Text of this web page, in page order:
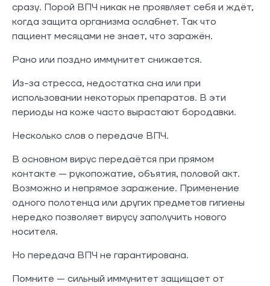
сразу. Порой ВПЧ никак не проявляет себя и ждёт,
когда защита организма ослабнет. Так что
пациент месяцами не знает, что заражён.
Рано или поздно иммунитет снижается.
Из-за стресса, недостатка сна или при
использовании некоторых препаратов. В эти
периоды на коже часто вырастают бородавки.
Несколько слов о передаче ВПЧ.
В основном вирус передаётся при прямом
контакте — рукопожатие, объятия, половой акт.
Возможно и непрямое заражение. Применение
одного полотенца или других предметов гигиены
нередко позволяет вирусу заполучить нового
носителя.
Но передача ВПЧ не гарантирована.
Помните — сильный иммунитет защищает от